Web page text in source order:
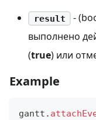
result
-
выполнено
(true) или
Example
gantt .